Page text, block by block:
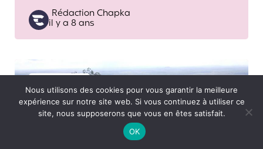
Posted
by
Rédaction Chapka
il y a 8 ans
Nous utilisons des cookies pour vous garantir la meilleure
expérience sur notre site web. Si vous continuez à utiliser ce
site, nous supposerons que vous en êtes satisfait.
OK